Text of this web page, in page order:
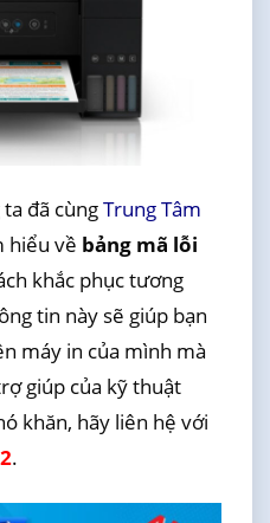
đã cùngTrung Tâm
hiểu về bảng mã lỗi
khắc phục tương
tin này sẽ giúp bạn
máy in của mình mà
giúp của kỹ thuật
khăn, hãy liên hệ với
.